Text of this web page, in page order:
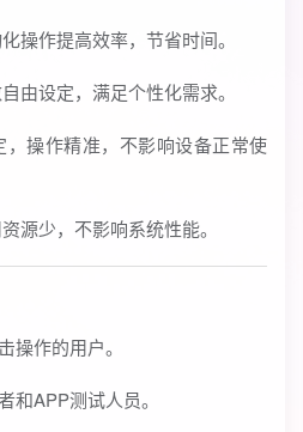
操作提高效率，节省时间。
由设定，满足个性化需求。
，操作精准，不影响设备正常使
源少，不影响系统性能。
操作的用户。
和APP测试人员。